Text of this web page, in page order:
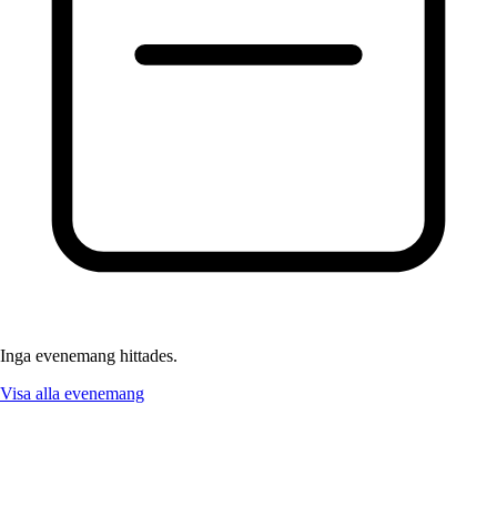
Inga evenemang hittades.
Visa alla evenemang